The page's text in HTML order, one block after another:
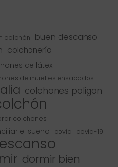
colchón buen descanso
colchonería
de látex
de muelles ensacados
colchones poligon
colchones
el sueño covid
covid-19
dormir bien